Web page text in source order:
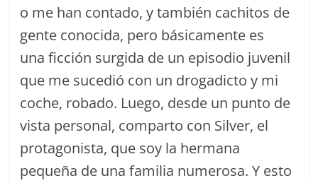
o me han contado, y también cachitos de
gente conocida, pero básicamente es
una ficción surgida de un episodio juvenil
que me sucedió con un drogadicto y mi
coche, robado. Luego, desde un punto de
vista personal, comparto con Silver, el
protagonista, que soy la hermana
pequeña de una familia numerosa. Y esto